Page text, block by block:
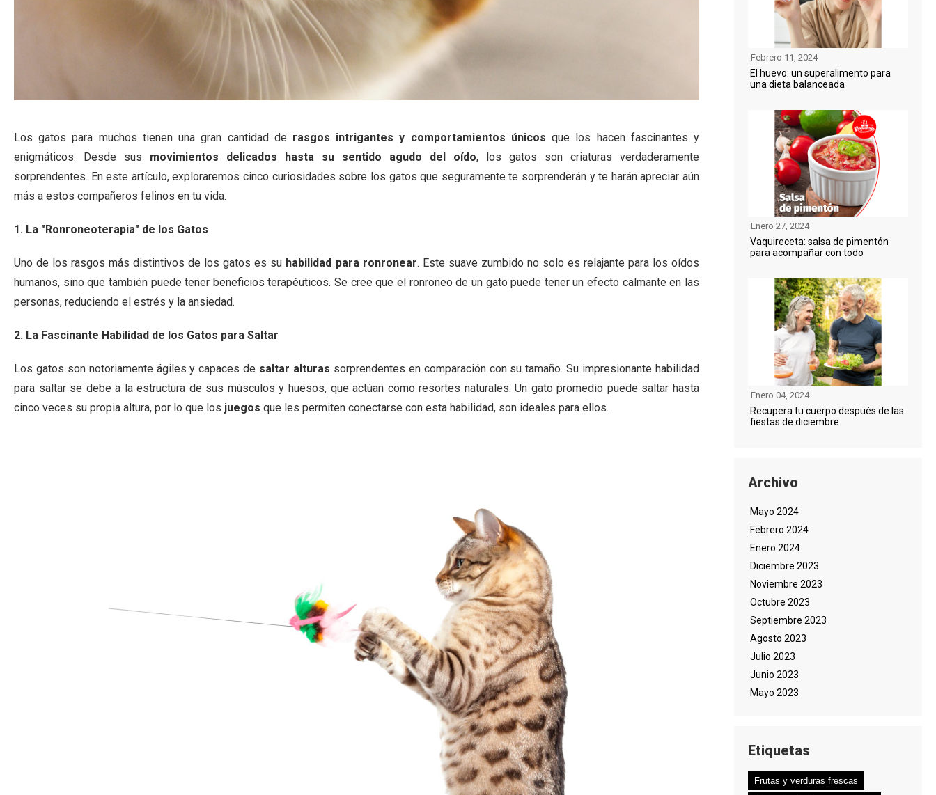
Los gatos para muchos tienen una gran cantidad de rasgos intrigantes y comportamientos únicos que los hacen fascinantes y
enigmáticos. Desde sus movimientos delicados hasta su sentido agudo del oído, los gatos son criaturas verdaderamente
sorprendentes. En este artículo, exploraremos cinco curiosidades sobre los gatos que seguramente te sorprenderán y te harán apreciar aún
más a estos compañeros felinos en tu vida.
1. La "Ronroneoterapia" de los Gatos
Uno de los rasgos más distintivos de los gatos es su habilidad para ronronear. Este suave zumbido no solo es relajante para los oídos
humanos, sino que también puede tener beneficios terapéuticos. Se cree que el ronroneo de un gato puede tener un efecto calmante en las
personas, reduciendo el estrés y la ansiedad.
2. La Fascinante Habilidad de los Gatos para Saltar
Los gatos son notoriamente ágiles y capaces de saltar alturas sorprendentes en comparación con su tamaño. Su impresionante habilidad
para saltar se debe a la estructura de sus músculos y huesos, que actúan como resortes naturales. Un gato promedio puede saltar hasta
cinco veces su propia altura, por lo que los juegos que les permiten conectarse con esta habilidad, son ideales para ellos.
Febrero 11, 2024
El huevo: un superalimento para
una dieta balanceada
Enero 27, 2024
Vaquireceta: salsa de pimentón
para acompañar con todo
Enero 04, 2024
Recupera tu cuerpo después de las
fiestas de diciembre
Archivo
Mayo 2024
Febrero 2024
Enero 2024
Diciembre 2023
Noviembre 2023
Octubre 2023
Septiembre 2023
Agosto 2023
Julio 2023
Junio 2023
Mayo 2023
Etiquetas
Frutas y verduras frescas